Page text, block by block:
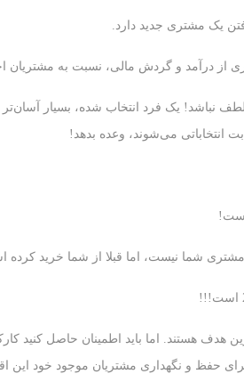
یک مشتری جدید دارد.
از درآمد و گردش مالی، نسبت به مشتریان
نباشد! یک فرد انتخاب شده، بسیار آسان‌تر
انتخاباتی می‌شوند، وعده بدهد!
نیست، اما قبلا از شما خرید کرده است، 1 به 4
هستند. اما باید اطمینان حاصل کنید
حفظ و نگهداری مشتریان موجود خود این